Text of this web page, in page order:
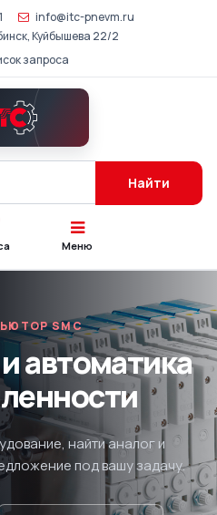
info@itc-pnevm.ru
Куйбышева 22/2
запроса
Найти
Меню
SMC
автоматика
найти аналог и
под вашу задачу.